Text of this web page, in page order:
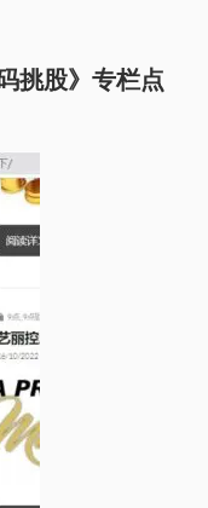
挑股》专栏点